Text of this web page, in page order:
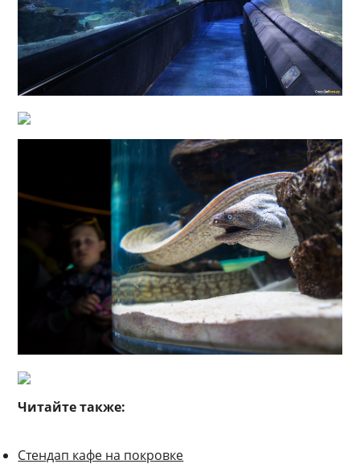
Читайте также:
Стендап кафе на покровке